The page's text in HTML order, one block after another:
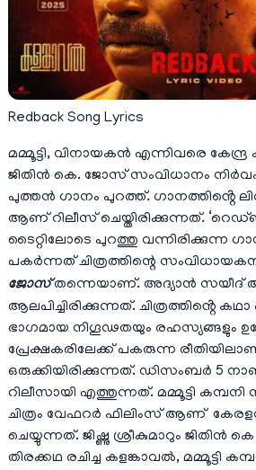
Redback Song Lyrics
മമ്മൂട്ടി, വിനായകൻ എന്നിവരെ കേന്ദ്ര
ജിതിൻ കെ. ജോസ് സംവിധാനം
പുത്തൻ ഗാനം പുറത്ത്. ഗാനത്തിൻ്റെ
ആണ് റിലീസ് ചെയ്തിരിക്കുന്നത്.
ടൈറ്റിലോടെ പുറത്തു വന്നിരിക്കുന്ന
പകർന്നത് ചിത്രത്തിന്റെ
ജോസ്തന്നെയാണ്. അദ്യാൻ സയീദ്
ആലപിച്ചിരിക്കുന്നത്. ചിത്രത്തിൻ്റെ
ഭാഗമായ നിഗൂഢതയും രഹസ്യങ്ങളും
പ്രേക്ഷകരിലേക്ക് പകരുന്ന
ഒരുക്കിയിരിക്കുന്നത്. ഡിസംബർ 5
റിലീസായി എത്തുന്നത്. മമ്മൂട്ടി
ചിത്രം വേഫറർ ഫിലിംസ് ആണ്
ചെയ്യുന്നത്. ജിഷ്ണു ശ്രീകുമാറും ജിതിൻ
തിരക്കഥ രചിച്ച കളങ്കാവൽ, മമ്മൂട്ടി